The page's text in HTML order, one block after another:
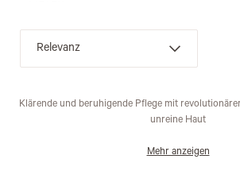
Klärende und beruhigende Pflege mit
unreine Haut
Mehr anzeigen